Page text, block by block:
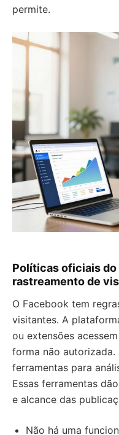
permite.
Políticas oficiais do
rastreamento de
O Facebook tem
visitantes. A
ou extensões
forma não
ferramentas para
Essas ferramentas
e alcance das
Não há uma